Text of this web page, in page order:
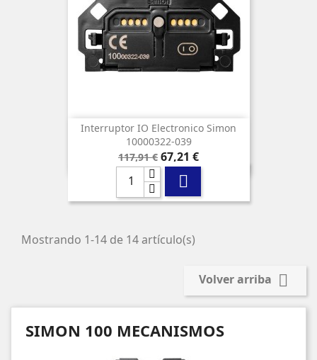
Interruptor IO Electronico Simon
10000322-039
Precio
base
117,91 € Precio
67,21 €

Mostrando 1-14 de 14 artículo(s)
Volver arriba 
SIMON 100 MECANISMOS